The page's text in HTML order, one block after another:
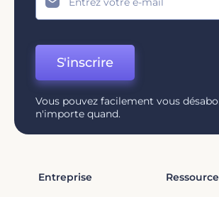
S'inscrire
Vous pouvez facilement vous
n'importe quand.
Entreprise